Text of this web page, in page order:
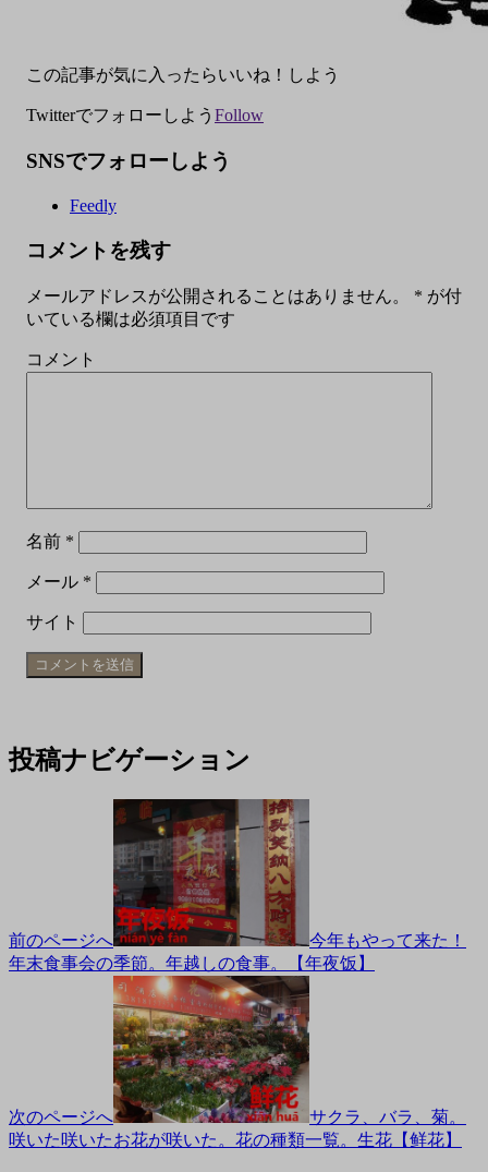
この記事が気に入ったらいいね！しよう
Twitterでフォローしよう Follow
SNSでフォローしよう
Feedly
コメントを残す
メールアドレスが公開されることはありません。 * が付
いている欄は必須項目です
コメント
名前 *
メール *
サイト
投稿ナビゲーション
前のページへ
今年もやって来た！
年末食事会の季節。年越しの食事。【年夜饭】
次のページへ
サクラ、バラ、菊。
咲いた咲いたお花が咲いた。花の種類一覧。生花【鲜花】